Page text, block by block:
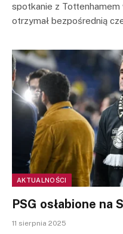
spotkanie z Tottenhamem
otrzymał bezpośrednią
AKTUALNOŚCI
PSG osłabione na
11 sierpnia 2025